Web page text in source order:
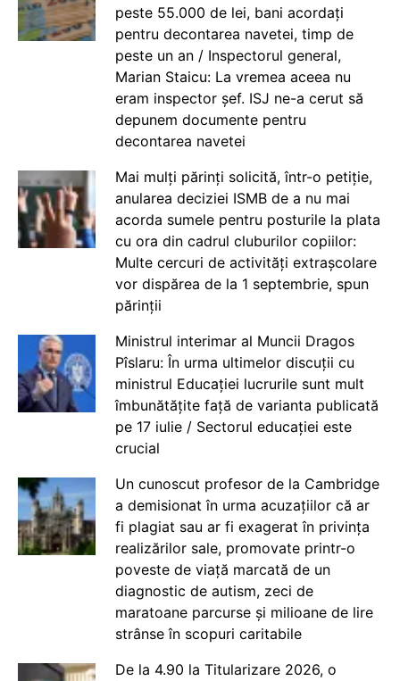
peste 55.000 de lei, bani acordați
pentru decontarea navetei, timp de
peste un an / Inspectorul general,
Marian Staicu: La vremea aceea nu
eram inspector șef. ISJ ne-a cerut să
depunem documente pentru
decontarea navetei
Mai mulți părinți solicită, într-o petiție,
anularea deciziei ISMB de a nu mai
acorda sumele pentru posturile la plata
cu ora din cadrul cluburilor copiilor:
Multe cercuri de activități extrașcolare
vor dispărea de la 1 septembrie, spun
părinții
Ministrul interimar al Muncii Dragos
Pîslaru: În urma ultimelor discuții cu
ministrul Educației lucrurile sunt mult
îmbunătățite față de varianta publicată
pe 17 iulie / Sectorul educației este
crucial
Un cunoscut profesor de la Cambridge
a demisionat în urma acuzațiilor că ar
fi plagiat sau ar fi exagerat în privința
realizărilor sale, promovate printr-o
poveste de viață marcată de un
diagnostic de autism, zeci de
maratoane parcurse și milioane de lire
strânse în scopuri caritabile
De la 4.90 la Titularizare 2026, o